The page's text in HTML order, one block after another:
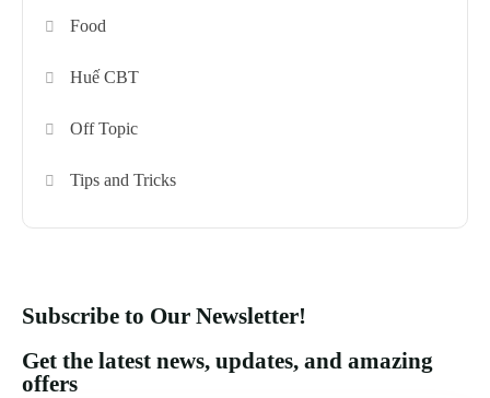
Food
Huế CBT
Off Topic
Tips and Tricks
Subscribe to Our Newsletter!
Get the latest news, updates, and amazing
offers